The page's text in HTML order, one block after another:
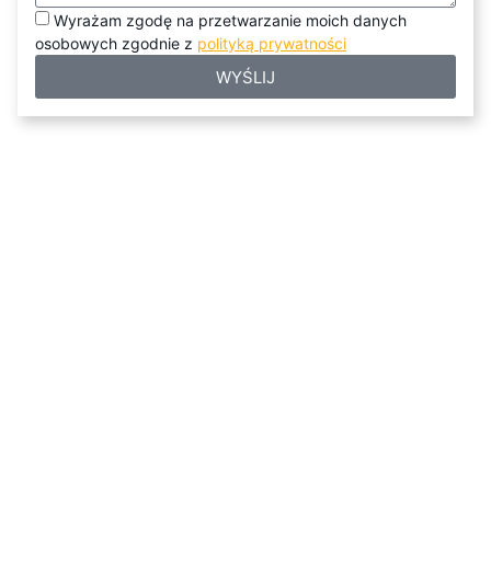
Wyrażam zgodę na przetwarzanie moich danych
osobowych zgodnie z polityką prywatności
WYŚLIJ